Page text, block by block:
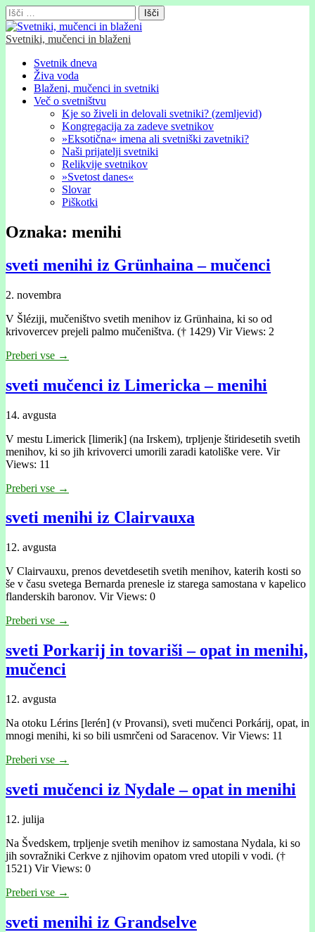
Išči:
Svetniki, mučenci in blaženi
Glavni
meni
Skip
content
Svetnik dneva
Živa voda
Blaženi, mučenci in svetniki
Več o svetništvu
Kje so živeli in delovali svetniki? (zemljevid)
Kongregacija za zadeve svetnikov
»Eksotična« imena ali svetniški zavetniki?
Naši prijatelji svetniki
Relikvije svetnikov
»Svetost danes«
Slovar
Piškotki
Oznaka: menihi
sveti menihi iz Grünhaina – mučenci
2. novembra
V Šléziji, mučeništvo svetih menihov iz Grünhaina, ki so od
krivovercev prejeli palmo mučeništva. († 1429) Vir Views: 2
Preberi vse →
sveti mučenci iz Limericka – menihi
14. avgusta
V mestu Limerick [limerik] (na Irskem), trpljenje štiridesetih svetih
menihov, ki so jih krivoverci umorili zaradi katoliške vere. Vir
Views: 11
Preberi vse →
sveti menihi iz Clairvauxa
12. avgusta
V Clairvauxu, prenos devetdesetih svetih menihov, katerih kosti so
še v času svetega Bernarda prenesle iz starega samostana v kapelico
flanderskih baronov. Vir Views: 0
Preberi vse →
sveti Porkarij in tovariši – opat in menihi,
mučenci
12. avgusta
Na otoku Lérins [lerén] (v Provansi), sveti mučenci Porkárij, opat, in
mnogi menihi, ki so bili usmrčeni od Saracenov. Vir Views: 11
Preberi vse →
sveti mučenci iz Nydale – opat in menihi
12. julija
Na Švedskem, trpljenje svetih menihov iz samostana Nydala, ki so
jih sovražniki Cerkve z njihovim opatom vred utopili v vodi. (†
1521) Vir Views: 0
Preberi vse →
sveti menihi iz Grandselve